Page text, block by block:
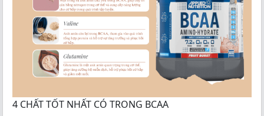
4 CHẤT TỐT NHẤT CÓ TRONG BCAA